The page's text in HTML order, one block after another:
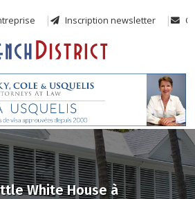
Inscription newsletter
White House à